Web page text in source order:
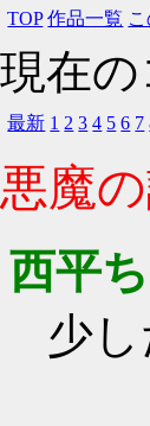
TOP 作品一覧
現在
最新 1 2 3 4 5 6 7
悪魔
西平
少